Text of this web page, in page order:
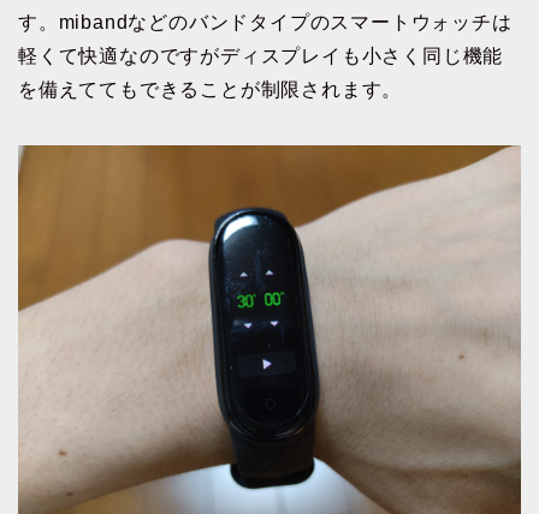
す。mibandなどのバンドタイプのスマートウォッチは
軽くて快適なのですがディスプレイも小さく同じ機能
を備えててもできることが制限されます。